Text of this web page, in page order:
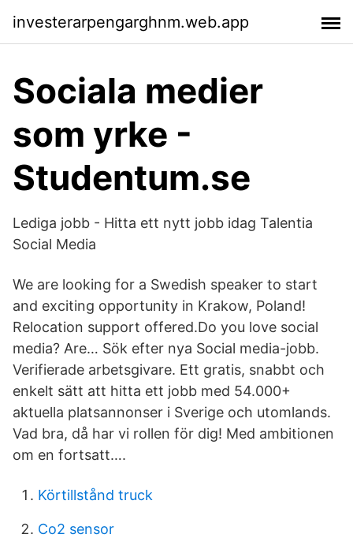
investerarpengarghnm.web.app
Sociala medier
som yrke -
Studentum.se
Lediga jobb - Hitta ett nytt jobb idag Talentia
Social Media
We are looking for a Swedish speaker to start
and exciting opportunity in Krakow, Poland!
Relocation support offered.Do you love social
media? Are… Sök efter nya Social media-jobb.
Verifierade arbetsgivare. Ett gratis, snabbt och
enkelt sätt att hitta ett jobb med 54.000+
aktuella platsannonser i Sverige och utomlands.
Vad bra, då har vi rollen för dig! Med ambitionen
om en fortsatt….
Körtillstånd truck
Co2 sensor